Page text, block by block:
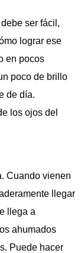
ser fácil,
lograr ese
en pocos
poco de brillo
de día.
los ojos del
Cuando vienen
llegar
llega a
ahumados
Puede hacer